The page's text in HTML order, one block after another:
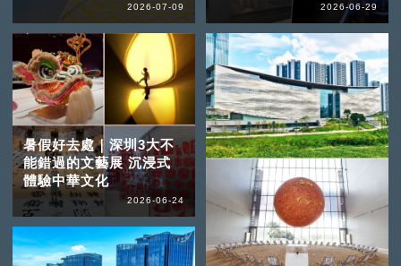
2026-07-09 2026-06-29
暑假好去處｜深圳3大不
能錯過的文藝展 沉浸式
體驗中華文化
2026-06-24